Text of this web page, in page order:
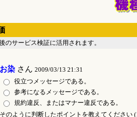
のサービス検証に活用されます。
お染さん 2009/03/13 21:31
役立つメッセージである。
参考になるメッセージである。
規約違反、またはマナー違反である。
そのように判断したポイントを教えてください